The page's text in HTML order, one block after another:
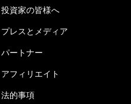
投資家の皆様へ
プレスとメディア
パートナー
アフィリエイト
法的事項